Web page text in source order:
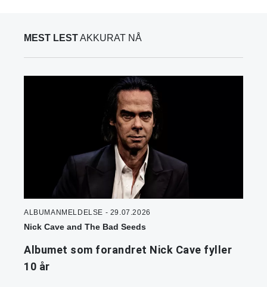
MEST LESTAKKURAT NÅ
ALBUMANMELDELSE - 29.07.2026
Nick Cave and The Bad Seeds
Albumet som forandret Nick Cave fyller
10 år